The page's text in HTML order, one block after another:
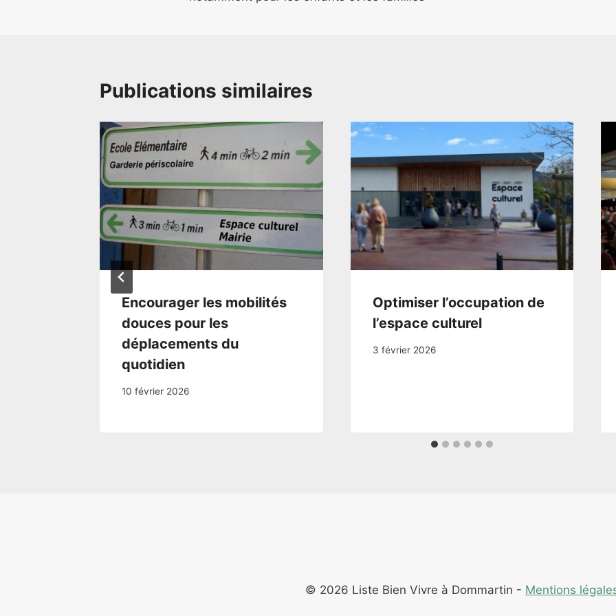
Publications similaires
Encourager les mobilités
douces pour les
déplacements du
quotidien
10 février 2026
Optimiser l’occupation de
l’espace culturel
3 février 2026
© 2026 Liste Bien Vivre à Dommartin - Mentions